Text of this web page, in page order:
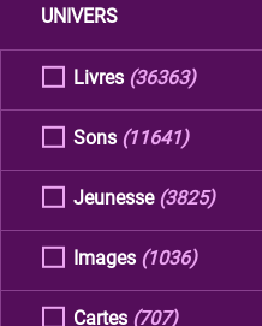
UNIVERS
Livres (36363)
Sons (11641)
Jeunesse (3825)
Images (1036)
Cartes (707)